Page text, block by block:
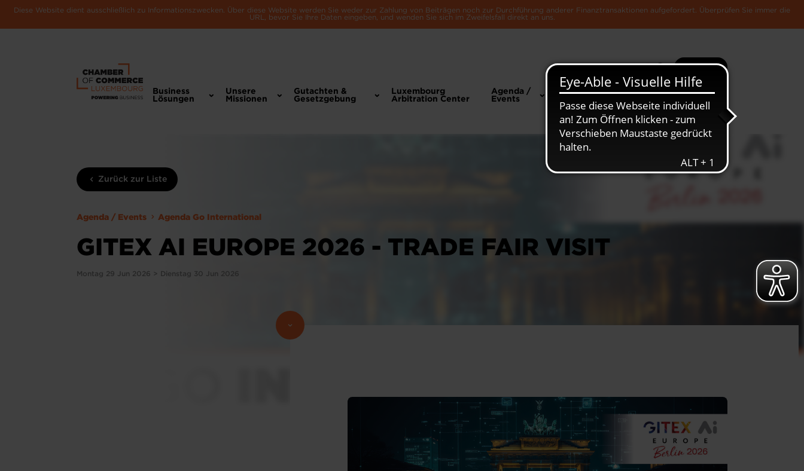
Diese Website dient ausschließlich zu Informationszwecken. Über diese Website werden Sie weder zur Zahlung von Beiträgen noch zur Durchführung anderer Finanztransaktionen aufgefordert. Überprüfen Sie immer die
URL, bevor Sie Ihre Daten eingeben, und wenden Sie sich im Zweifelsfall direkt an uns.
Suche Mehr
Business
Lösungen
Unsere
Missionen
Gutachten &
Gesetzgebung
Luxembourg
Arbitration Center
Agenda /
Events
News &
Die Luxemburger
Zurück zur Liste
Agenda / Events Agenda Go International
GITEX AI EUROPE 2026 - TRADE FAIR VISIT
Montag 29 Jun 2026 > Dienstag 30 Jun 2026